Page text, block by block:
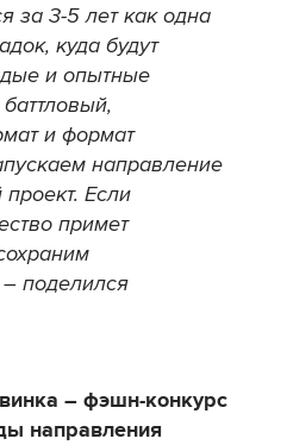
за 3-5 лет как одна
куда будут
и опытные
и формат
направление
Если
примет
поделился
– фэшн-конкурс
направления